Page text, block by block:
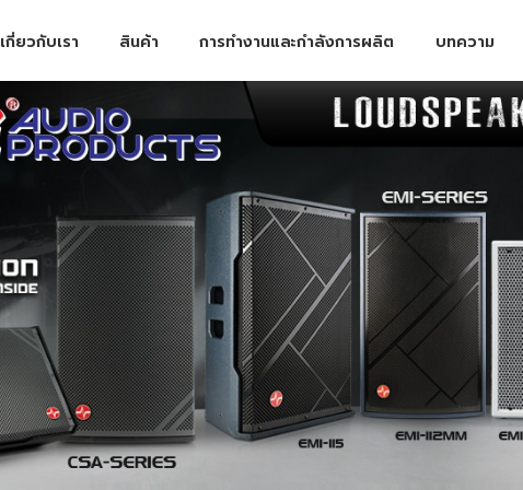
เกี่ยวกับเรา สินค้า การทำงานและกำลังการผลิต บทความ